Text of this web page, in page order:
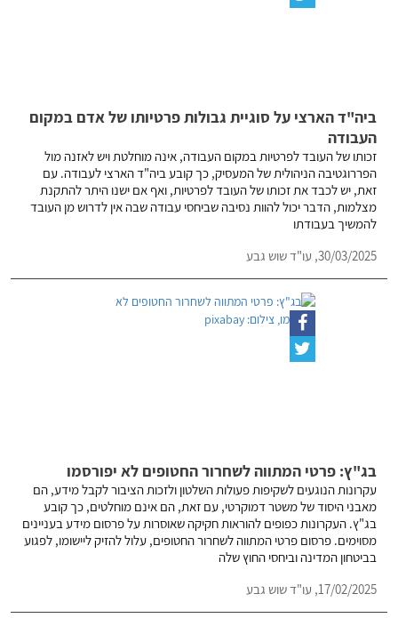
ביה"ד הארצי על סוגיית גבולות פרטיותו של אדם במקום
העבודה
זכותו של העובד לפרטיות במקום העבודה, אינה מוחלטת ויש לאזנה מול
הפררוגטיבה הניהולית של המעסיק, כך קובע ביה"ד הארצי לעבודה. עם
זאת, יש לכבד את זכותו של העובד לפרטיות, ואף אם ישנו היתר להתקנת
מצלמות, הדבר יכול להוות נסיבה שביחסי עבודה שבה אין לדרוש מן העובד
להמשיך בעבודתו
30/03/2025, עו"ד שוש גבע
בג"ץ: פרטי המתווה לשחרור החטופים לא יפורסמו
עקרונות הנוגעים לשקיפות פעולות השלטון ולזכות הציבור לקבל מידע, הם
מאבני היסוד של משטר דמוקרטי, עם זאת, הם אינם מוחלטים, כך קובע
בג"ץ. העקרונות כפופים להוראות חקיקה שאוסרות על פרסום מידע בעניינים
מסוימים. פרסום פרטי המתווה לשחרור החטופים, עלול להזיק ליישומו, לפגוע
בביטחון המדינה וביחסי החוץ שלה
17/02/2025, עו"ד שוש גבע